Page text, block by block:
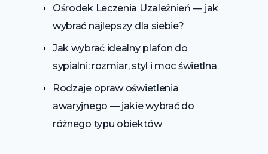
Ośrodek Leczenia Uzależnień — jak
wybrać najlepszy dla siebie?
Jak wybrać idealny plafon do
sypialni: rozmiar, styl i moc świetlna
Rodzaje opraw oświetlenia
awaryjnego — jakie wybrać do
różnego typu obiektów